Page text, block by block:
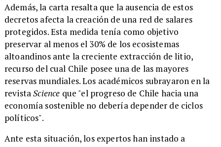
Además, la carta resalta que la ausencia de estos
decretos afecta la creación de una red de salares
protegidos. Esta medida tenía como objetivo
preservar al menos el 30% de los ecosistemas
altoandinos ante la creciente extracción de litio,
recurso del cual Chile posee una de las mayores
reservas mundiales. Los académicos subrayaron en la
revistaScience que "el progreso de Chile hacia una
economía sostenible no debería depender de ciclos
políticos".
Ante esta situación, los expertos han instado a